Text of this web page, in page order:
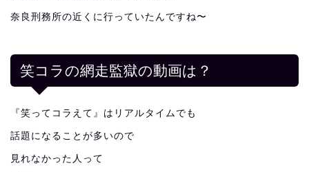
奈良刑務所の近くに行っていたんですね〜
笑コラの網走監獄の動画は？
『笑ってコラえて』はリアルタイムでも
話題になることが多いので
見れなかった人って